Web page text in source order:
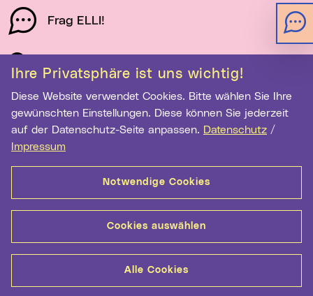
Ihre Privatsphäre ist uns wichtig!
Diese Website verwendet Cookies. Bitte wählen Sie Ihre
gewünschten Einstellungen. Diese können Sie jederzeit
auf der Datenschutz-Seite anpassen. Datenschutz /
Impressum
Notwendige Cookies
Cookies auswählen
Alle Cookies
Frag ELLI!
Schau auf Linz
Newsletter-Anmeldung
E-Mail-Adresse eingeben
Anmelden